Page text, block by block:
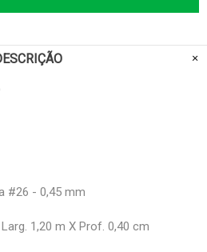
#26 - 0,45 mm
1,20 m X Prof. 0,40 cm